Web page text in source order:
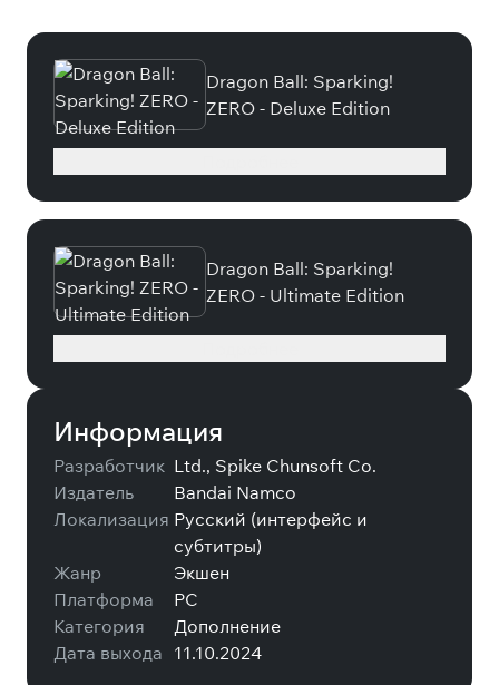
Dragon Ball: Sparking!
ZERO - Deluxe Edition
Dragon Ball: Sparking!
ZERO - Ultimate Edition
Информация
Разработчик Ltd., Spike Chunsoft Co.
Издатель
Bandai Namco
Локализация Русский (интерфейс и
субтитры)
Жанр
Экшен
Платформа
PC
Категория
Дополнение
Дата выхода 11.10.2024